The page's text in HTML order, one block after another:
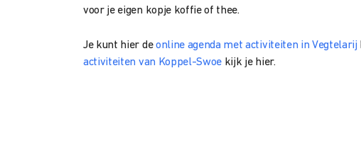
voor je eigen kopje koffie of thee.
Je kunt hier deonline agenda met activiteiten in Vegtelarij
activiteiten van Koppel-Swoe kijk je hier.